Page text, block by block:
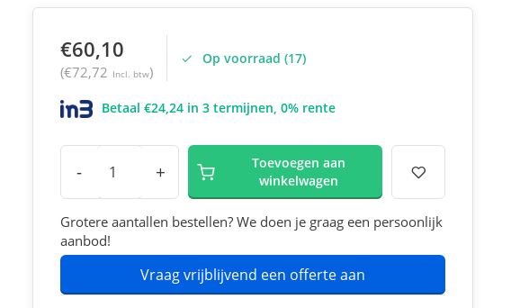
€60,10
(€72,72 Incl. btw)
Op voorraad (17)
Betaal €24,24 in 3 termijnen, 0% rente
- +
Toevoegen aan
winkelwagen
Grotere aantallen bestellen? We doen je graag een persoonlijk
aanbod!
Vraag vrijblijvend een offerte aan